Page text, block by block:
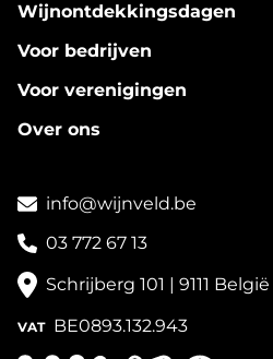
Wijnontdekkingsdagen
Voor bedrijven
Voor verenigingen
Over ons
info@wijnveld.be
03 772 67 13
Schrijberg 101 | 9111 België
VAT BE0893.132.943